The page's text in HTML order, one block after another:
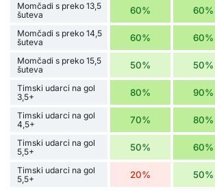
Momčadi s preko 13,5
šuteva
60% 60%
Momčadi s preko 14,5
šuteva
60% 60%
Momčadi s preko 15,5
šuteva
50% 50%
Timski udarci na gol
3,5+
80% 90%
Timski udarci na gol
4,5+
70% 80%
Timski udarci na gol
5,5+
50% 60%
Timski udarci na gol
5,5+
20% 50%